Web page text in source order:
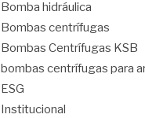
Bomba hidráulica
Bombas centrífugas
Bombas Centrífugas KSB
bombas centrífugas para
ESG
Institucional